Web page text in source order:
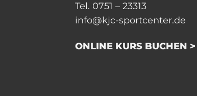
Tel. 0751 – 23313
info@kjc-sportcenter.de
ONLINE KURS BUCHEN >